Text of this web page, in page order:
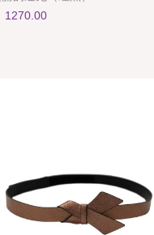
1270.00